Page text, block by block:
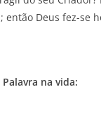
então Deus fez-se
na vida: